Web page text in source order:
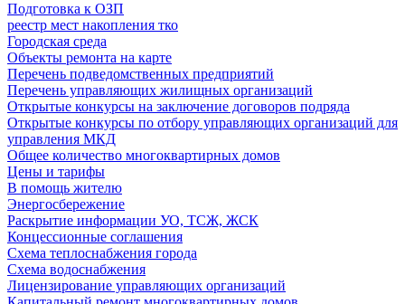
Подготовка к ОЗП
реестр мест накопления тко
Городская среда
Объекты ремонта на карте
Перечень подведомственных предприятий
Перечень управляющих жилищных организаций
Открытые конкурсы на заключение договоров подряда
Открытые конкурсы по отбору управляющих организаций для
управления МКД
Общее количество многоквартирных домов
Цены и тарифы
В помощь жителю
Энергосбережение
Раскрытие информации УО, ТСЖ, ЖСК
Концессионные соглашения
Схема теплоснабжения города
Схема водоснабжения
Лицензирование управляющих организаций